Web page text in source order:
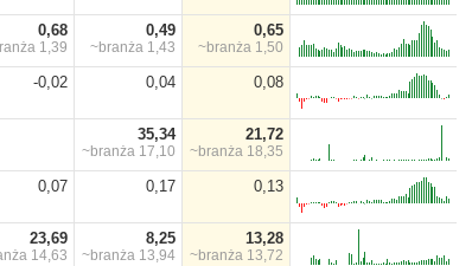
0,68
1,39
0,49
~branża 1,43
0,65
~branża 1,50
-0,02 0,04 0,08
35,34
~branża 17,10
21,72
~branża 18,35
0,07 0,17 0,13
23,69
14,63
8,25
~branża 13,94
13,28
~branża 13,72